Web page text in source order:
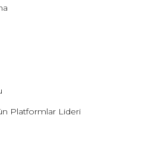
Platformlar Lideri